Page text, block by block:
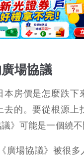
場協議
本房價是怎麼跌下
去的。要從根源上
》可能是一個繞不
廣場協議》被很多